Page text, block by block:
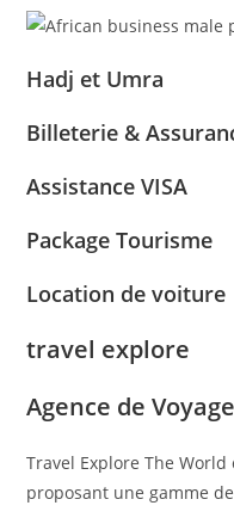
Hadj et Umra
Billeterie &
Assistance VISA
Package Tourisme
Location de voiture
travel explore
Agence de Voyage
Travel Explore The
proposant une gamme